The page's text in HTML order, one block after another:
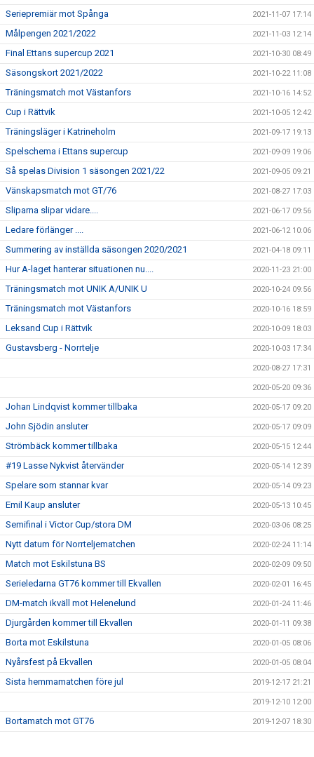
Seriepremiär mot Spånga 2021-11-07 17:14
Målpengen 2021/2022 2021-11-03 12:14
Final Ettans supercup 2021 2021-10-30 08:49
Säsongskort 2021/2022 2021-10-22 11:08
Träningsmatch mot Västanfors 2021-10-16 14:52
Cup i Rättvik 2021-10-05 12:42
Träningsläger i Katrineholm 2021-09-17 19:13
Spelschema i Ettans supercup 2021-09-09 19:06
Så spelas Division 1 säsongen 2021/22 2021-09-05 09:21
Vänskapsmatch mot GT/76 2021-08-27 17:03
Sliparna slipar vidare.... 2021-06-17 09:56
Ledare förlänger .... 2021-06-12 10:06
Summering av inställda säsongen 2020/2021 2021-04-18 09:11
Hur A-laget hanterar situationen nu.... 2020-11-23 21:00
Träningsmatch mot UNIK A/UNIK U 2020-10-24 09:56
Träningsmatch mot Västanfors 2020-10-16 18:59
Leksand Cup i Rättvik 2020-10-09 18:03
Gustavsberg - Norrtelje 2020-10-03 17:34
2020-08-27 17:31
2020-05-20 09:36
Johan Lindqvist kommer tillbaka 2020-05-17 09:20
John Sjödin ansluter 2020-05-17 09:09
Strömbäck kommer tillbaka 2020-05-15 12:44
#19 Lasse Nykvist återvänder 2020-05-14 12:39
Spelare som stannar kvar 2020-05-14 09:23
Emil Kaup ansluter 2020-05-13 10:45
Semifinal i Victor Cup/stora DM 2020-03-06 08:25
Nytt datum för Norrteljematchen 2020-02-24 11:14
Match mot Eskilstuna BS 2020-02-09 09:50
Serieledarna GT76 kommer till Ekvallen 2020-02-01 16:45
DM-match ikväll mot Helenelund 2020-01-24 11:46
Djurgården kommer till Ekvallen 2020-01-11 09:38
Borta mot Eskilstuna 2020-01-05 08:06
Nyårsfest på Ekvallen 2020-01-05 08:04
Sista hemmamatchen före jul 2019-12-17 21:21
2019-12-10 12:00
Bortamatch mot GT76 2019-12-07 18:30